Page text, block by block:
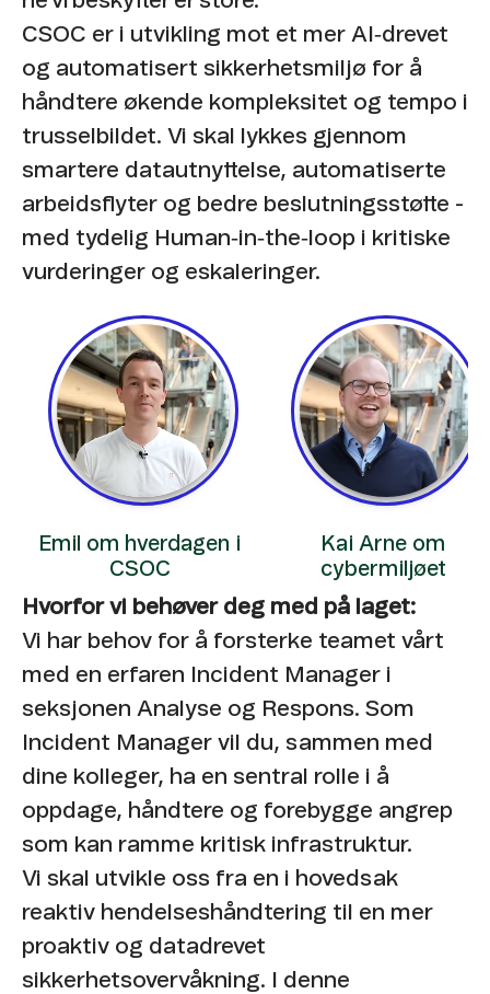
CSOC er i utvikling mot et mer AI‑drevet
og automatisert sikkerhetsmiljø for å
håndtere økende kompleksitet og tempo i
trusselbildet. Vi skal lykkes gjennom
smartere datautnyttelse, automatiserte
arbeidsflyter og bedre beslutningsstøtte -
med tydelig Human‑in‑the‑loop i kritiske
vurderinger og eskaleringer.
Hvorfor vi behøver deg med på laget:
Vi har behov for å forsterke teamet vårt
med en erfaren Incident Manager i
seksjonen Analyse og Respons. Som
Incident Manager vil du, sammen med
dine kolleger, ha en sentral rolle i å
oppdage, håndtere og forebygge angrep
som kan ramme kritisk infrastruktur.
Vi skal utvikle oss fra en i hovedsak
reaktiv hendelseshåndtering til en mer
proaktiv og datadrevet
sikkerhetsovervåkning. I denne